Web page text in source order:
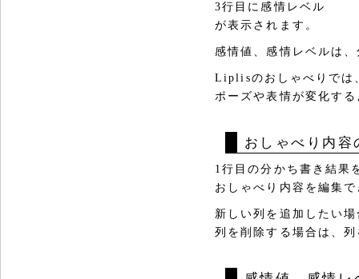
3行目に感情レベル
が表示されます。
感情値、感情レベルは
Liplisのおしゃべりでは
ポーズや表情が変化す
おしゃべり内容
1行目の分かち書き結果
おしゃべり内容を編集
新しい列を追加したい
列を削除する場合は、